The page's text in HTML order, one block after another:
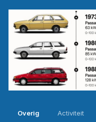
Overig Activiteit